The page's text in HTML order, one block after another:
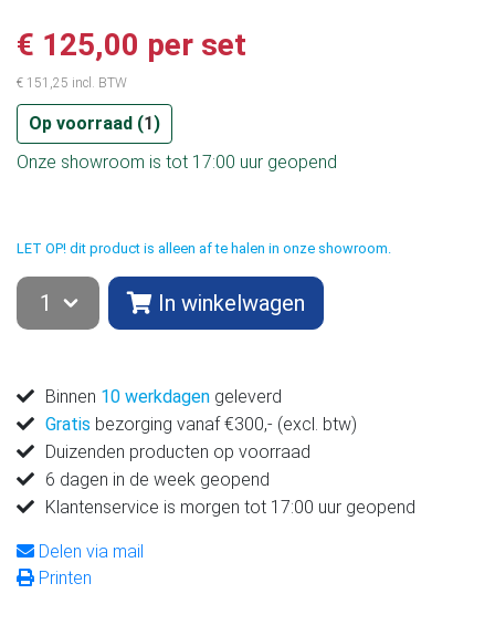
€ 125,00 per set
€ 151,25 incl. BTW
Op voorraad (1)
Onze showroom is tot 17:00 uur geopend
LET OP! dit product is alleen af te halen in onze showroom.
In winkelwagen
Binnen 10 werkdagen geleverd
Gratis bezorging vanaf €300,- (excl. btw)
Duizenden producten op voorraad
6 dagen in de week geopend
Klantenservice is morgen tot 17:00 uur geopend
Delen via mail
Printen